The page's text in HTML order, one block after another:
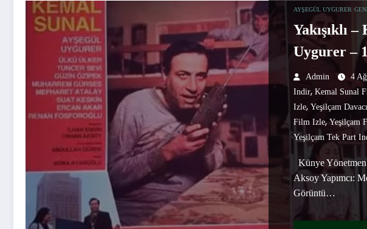
AYŞEGÜL UYGURER
Yakışıklı
Uygurer –
Admin 4
Indir, Kemal Sunal
Izle, Yeşilçam
Film Izle,Yeşilçam
Yeşilçam Tek Part
Künye
Aksoy Yapımcı:
Görüntü…